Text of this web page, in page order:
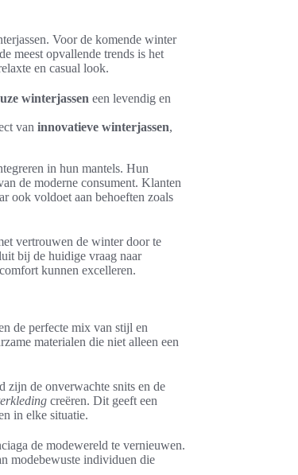
Voor de komende winter
meest opvallende trends is het
en casual look.
winterjassen een levendig en
van innovatieve winterjassen,
in hun mantels. Hun
de moderne consument. Klanten
ook voldoet aan behoeften zoals
vertrouwen de winter door te
bij de huidige vraag naar
kunnen excelleren.
de perfecte mix van stijl en
materialen die niet alleen een
zijn de onverwachte snits en de
creëren. Dit geeft een
in elke situatie.
de modewereld te vernieuwen.
modebewuste individuen die